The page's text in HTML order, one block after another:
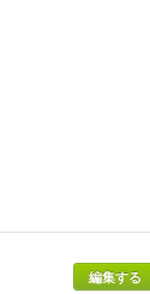
編集する